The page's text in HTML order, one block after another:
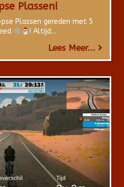
Plassen!
Plassen gereden met 5
! Altijd…
Lees Meer...